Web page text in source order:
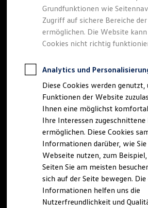
Verhaltensgrundsätze
Karriere Magazin
Talentpool
Deine Bewerbung
Onlinebewerbung: So geht's
Bewerbungstipps
Eine Absage - was nun?
Anreise zu Interview oder AC
Kontakt und Hilfe
Barrierefrei bewerben
Triff unsere Recruiter
Events
Grundfunktionen wie
Zugriff auf sichere Bereiche
ermöglichen. Die Website
Cookies nicht richtig
Analytics und
Diese Cookies werden genutzt,
Funktionen der Website
Ihnen eine möglichst
Ihre Interessen zugeschnittene
ermöglichen. Diese Cookies
Informationen darüber, wie Sie
Webseite nutzen, zum
Seiten Sie am meisten
sich auf der Seite bewegen.
Informationen helfen uns die
Nutzerfreundlichkeit und